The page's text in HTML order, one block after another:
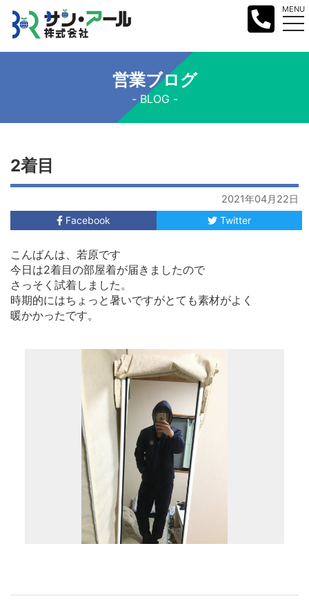
MENU
営業ブログ
BLOG
2着目
2021年04月22日
Facebook
Twitter
こんばんは、若原です
今日は2着目の部屋着が届きましたので
さっそく試着しました。
時期的にはちょっと暑いですがとても素材がよく
暖かかったです。